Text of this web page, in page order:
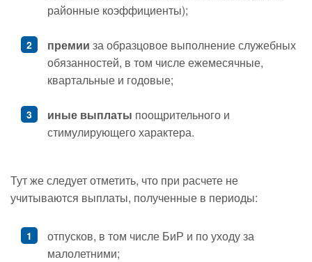
районные коэффициенты);
премии за образцовое выполнение служебных
обязанностей, в том числе ежемесячные,
квартальные и годовые;
иные выплаты поощрительного и
стимулирующего характера.
Тут же следует отметить, что при расчете не
учитываются выплаты, полученные в периоды:
отпусков, в том числе БиР и по уходу за
малолетними;